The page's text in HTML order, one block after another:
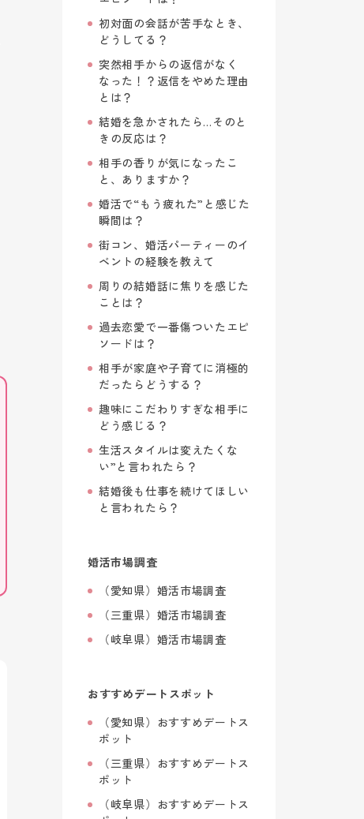
初対面の会話が苦手なとき、
どうしてる？
突然相手からの返信がなく
なった！？返信をやめた理由
とは？
結婚を急かされたら…そのと
きの反応は？
相手の香りが気になったこ
と、ありますか？
婚活で“もう疲れた”と感じた
瞬間は？
街コン、婚活パーティーのイ
ベントの経験を教えて
周りの結婚話に焦りを感じた
ことは？
過去恋愛で一番傷ついたエピ
ソードは？
相手が家庭や子育てに消極的
だったらどうする？
趣味にこだわりすぎな相手に
どう感じる？
生活スタイルは変えたくな
い”と言われたら？
結婚後も仕事を続けてほしい
と言われたら？
婚活市場調査
（愛知県）婚活市場調査
（三重県）婚活市場調査
（岐阜県）婚活市場調査
おすすめデートスポット
（愛知県）おすすめデートス
ポット
（三重県）おすすめデートス
ポット
（岐阜県）おすすめデートス